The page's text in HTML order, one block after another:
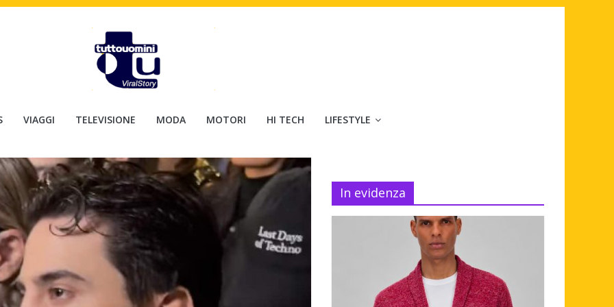
VIAGGI TELEVISIONE MODA MOTORI HI TECH LIFESTYLE
In evidenza